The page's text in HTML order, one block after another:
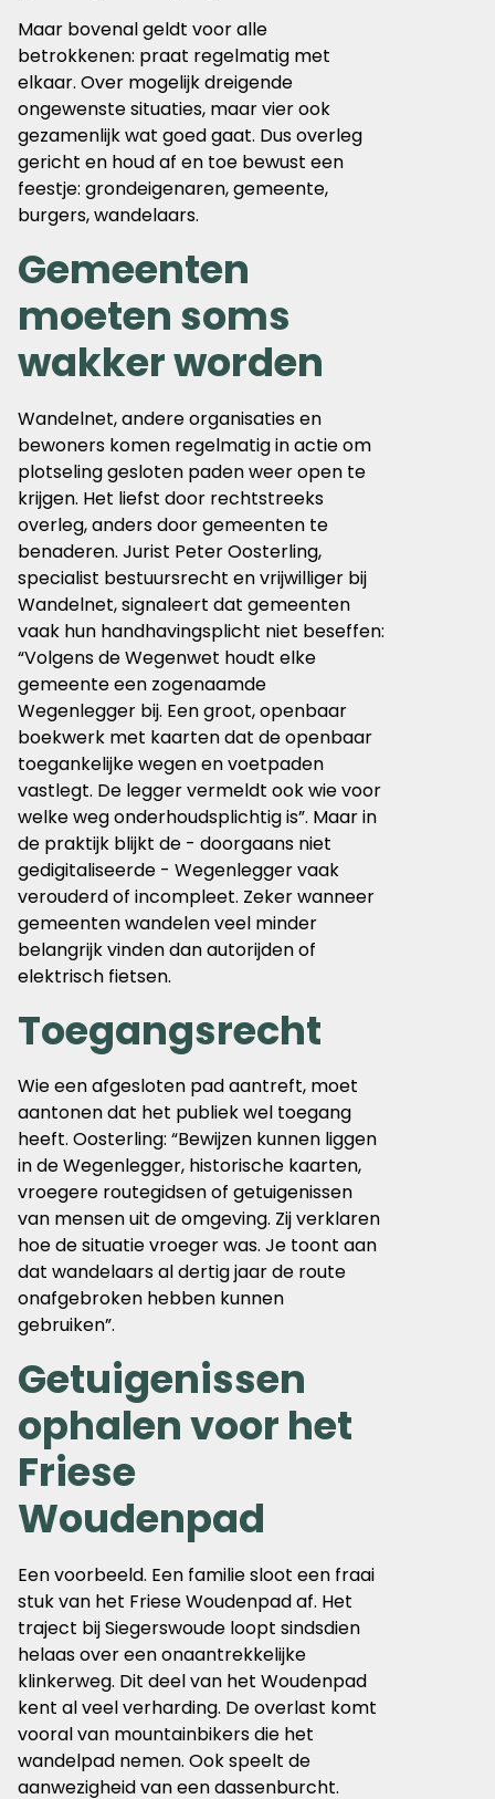
Maar bovenal geldt voor alle
betrokkenen: praat regelmatig met
elkaar. Over mogelijk dreigende
ongewenste situaties, maar vier ook
gezamenlijk wat goed gaat. Dus overleg
gericht en houd af en toe bewust een
feestje: grondeigenaren, gemeente,
burgers, wandelaars.
Gemeenten
moeten soms
wakker worden
Wandelnet, andere organisaties en
bewoners komen regelmatig in actie om
plotseling gesloten paden weer open te
krijgen. Het liefst door rechtstreeks
overleg, anders door gemeenten te
benaderen. Jurist Peter Oosterling,
specialist bestuursrecht en vrijwilliger bij
Wandelnet, signaleert dat gemeenten
vaak hun handhavingsplicht niet beseffen:
“Volgens de Wegenwet houdt elke
gemeente een zogenaamde
Wegenlegger bij. Een groot, openbaar
boekwerk met kaarten dat de openbaar
toegankelijke wegen en voetpaden
vastlegt. De legger vermeldt ook wie voor
welke weg onderhoudsplichtig is”. Maar in
de praktijk blijkt de - doorgaans niet
gedigitaliseerde - Wegenlegger vaak
verouderd of incompleet. Zeker wanneer
gemeenten wandelen veel minder
belangrijk vinden dan autorijden of
elektrisch fietsen.
Toegangsrecht
Wie een afgesloten pad aantreft, moet
aantonen dat het publiek wel toegang
heeft. Oosterling: “Bewijzen kunnen liggen
in de Wegenlegger, historische kaarten,
vroegere routegidsen of getuigenissen
van mensen uit de omgeving. Zij verklaren
hoe de situatie vroeger was. Je toont aan
dat wandelaars al dertig jaar de route
onafgebroken hebben kunnen
gebruiken”.
Getuigenissen
ophalen voor het
Friese
Woudenpad
Een voorbeeld. Een familie sloot een fraai
stuk van het Friese Woudenpad af. Het
traject bij Siegerswoude loopt sindsdien
helaas over een onaantrekkelijke
klinkerweg. Dit deel van het Woudenpad
kent al veel verharding. De overlast komt
vooral van mountainbikers die het
wandelpad nemen. Ook speelt de
aanwezigheid van een dassenburcht.